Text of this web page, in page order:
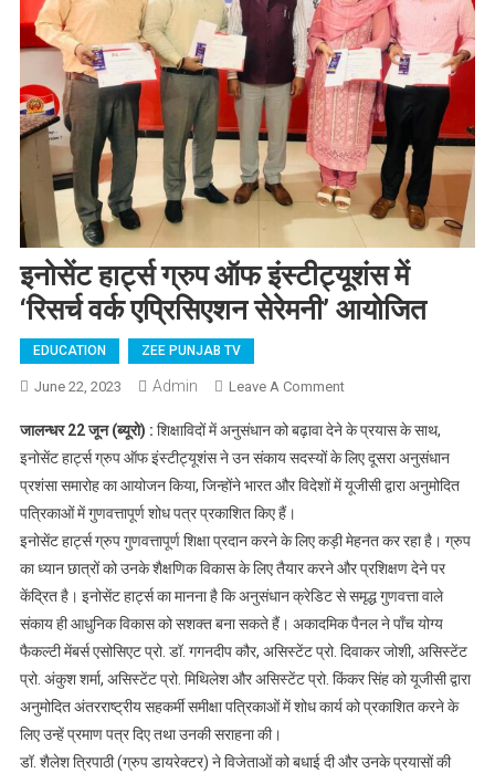
इनोसेंट हार्ट्स ग्रुप ऑफ इंस्टीट्यूशंस में
‘रिसर्च वर्क एप्रिसिएशन सेरेमनी’ आयोजित
EDUCATION ZEE PUNJAB TV
June 22, 2023 Admin Leave A CommentOn इनोसेंट हार्ट्स ग्रुप
‘रिसर्च वर्क एप्रिसिएशन
सेरेमनी’ आयोजित
जालन्धर 22 जून (ब्यूरो) : शिक्षाविदों में अनुसंधान को बढ़ावा देने के प्रयास के साथ,
इनोसेंट हार्ट्स ग्रुप ऑफ इंस्टीट्यूशंस ने उन संकाय सदस्यों के लिए दूसरा अनुसंधान
प्रशंसा समारोह का आयोजन किया, जिन्होंने भारत और विदेशों में यूजीसी द्वारा अनुमोदित
पत्रिकाओं में गुणवत्तापूर्ण शोध पत्र प्रकाशित किए हैं।
इनोसेंट हार्ट्स ग्रुप गुणवत्तापूर्ण शिक्षा प्रदान करने के लिए कड़ी मेहनत कर रहा है। ग्रुप
का ध्यान छात्रों को उनके शैक्षणिक विकास के लिए तैयार करने और प्रशिक्षण देने पर
केंद्रित है। इनोसेंट हार्ट्स का मानना ​​है कि अनुसंधान क्रेडिट से समृद्ध गुणवत्ता वाले
संकाय ही आधुनिक विकास को सशक्त बना सकते हैं। अकादमिक पैनल ने पाँच योग्य
फैकल्टी मेंबर्स एसोसिएट प्रो. डॉ. गगनदीप कौर, असिस्टेंट प्रो. दिवाकर जोशी, असिस्टेंट
प्रो. अंकुश शर्मा, असिस्टेंट प्रो. मिथिलेश और असिस्टेंट प्रो. किंकर सिंह को यूजीसी द्वारा
अनुमोदित अंतरराष्ट्रीय सहकर्मी समीक्षा पत्रिकाओं में शोध कार्य को प्रकाशित करने के
लिए उन्हें प्रमाण पत्र दिए तथा उनकी सराहना की।
डॉ. शैलेश त्रिपाठी (ग्रुप डायरेक्टर) ने विजेताओं को बधाई दी और उनके प्रयासों की